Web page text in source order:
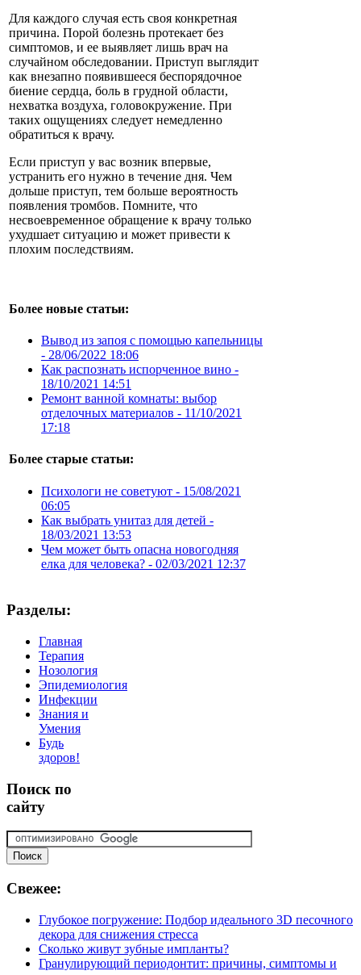
Для каждого случая есть своя конкретная
причина. Порой болезнь протекает без
симптомов, и ее выявляет лишь врач на
случайном обследовании. Приступ выглядит
как внезапно появившееся беспорядочное
биение сердца, боль в грудной области,
нехватка воздуха, головокружение. При
таких ощущениях следует немедленно
обратиться к врачу.
Если приступ у вас возник впервые,
устранить его нужно в течение дня. Чем
дольше приступ, тем больше вероятность
появления тромбов. Помните, что
несвоевременное обращение к врачу только
ухудшает ситуацию и может привести к
плохим последствиям.
Более новые статьи:
Вывод из запоя с помощью капельницы
- 28/06/2022 18:06
Как распознать испорченное вино -
18/10/2021 14:51
Ремонт ванной комнаты: выбор
отделочных материалов - 11/10/2021
17:18
Более старые статьи:
Психологи не советуют - 15/08/2021
06:05
Как выбрать унитаз для детей -
18/03/2021 13:53
Чем может быть опасна новогодняя
елка для человека? - 02/03/2021 12:37
Разделы:
Главная
Терапия
Нозология
Эпидемиология
Инфекции
Знания и
Умения
Будь
здоров!
Поиск по
сайту
Свежее:
Глубокое погружение: Подбор идеального 3D песочного
декора для снижения стресса
Сколько живут зубные импланты?
Гранулирующий периодонтит: причины, симптомы и